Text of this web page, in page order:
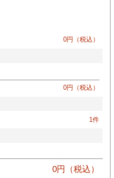
0円（税込）
0円（税込）
1件
0円（税込）